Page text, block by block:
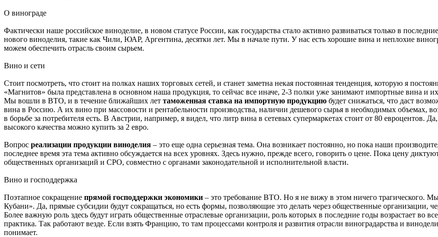
О винограде
Фактически наше российское виноделие, в новом статусе России, как государства стало активно развиваться только в
нового виноделия, такие как Чили, ЮАР, Аргентина, десятки лет. Мы в начале пути. У нас есть хорошие вина и неплохие
можем обеспечить отрасль своим сырьем.
Вино и сети
Стоит посмотреть, что стоит на полках наших торговых сетей, и станет заметна некая постоянная тенденция, которую я
«Магнитов» была представлена в основном наша продукция, то сейчас все иначе, 2-3 полки уже занимают импортные вина и
Мы вошли в ВТО, и в течение ближайших лет таможенная ставка на импортную продукцию будет снижаться, что даст
вина в Россию. А их вино при массовости и рентабельности производства, наличии дешевого сырья в необходимых объемах,
в борьбе за потребителя есть. В Австрии, например, я видел, что литр вина в сетевых супермаркетах стоит от 80 евроцентов.
высокого качества можно купить за 2 евро.
Вопрос реализации продукции виноделия – это еще одна серьезная тема. Она возникает постоянно, но пока наши
последнее время эта тема активно обсуждается на всех уровнях. Здесь нужно, прежде всего, говорить о цене. Пока цену
общественных организаций и СРО, совместно с органами законодательной и исполнительной власти.
Вино и господдержка
Поэтапное сокращение прямой господдержки экономики – это требование ВТО. Но я не вижу в этом ничего трагического.
Кубани». Да, прямые субсидии будут сокращаться, но есть формы, позволяющие это делать через общественные организации,
Более важную роль здесь будут играть общественные отраслевые организации, роль которых в последние годы возрастает во
практика. Так работают везде. Если взять Францию, то там процессами контроля и развития отрасли виноградарства и
понимает.